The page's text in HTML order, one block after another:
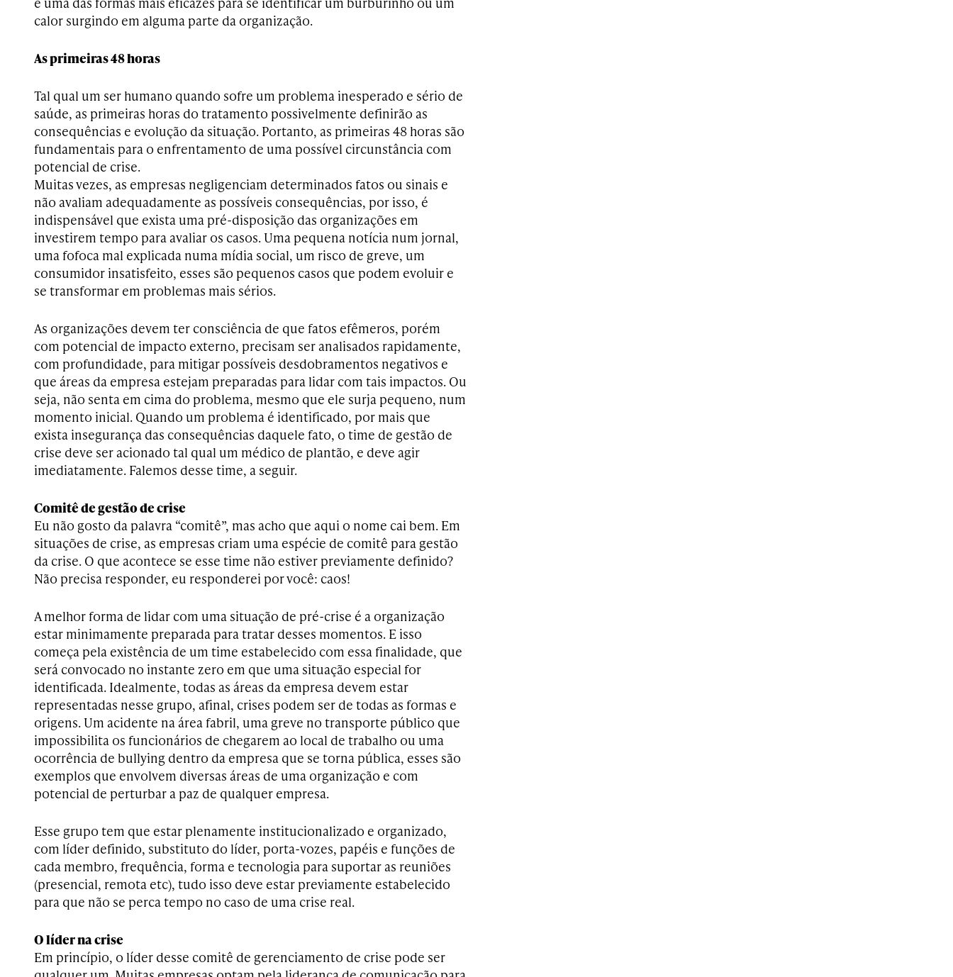
calor surgindo em alguma parte da organização.
As primeiras 48 horas
Tal qual um ser humano quando sofre um problema inesperado e sério de
saúde, as primeiras horas do tratamento possivelmente definirão as
consequências e evolução da situação. Portanto, as primeiras 48 horas são
fundamentais para o enfrentamento de uma possível circunstância com
potencial de crise.
Muitas vezes, as empresas negligenciam determinados fatos ou sinais e
não avaliam adequadamente as possíveis consequências, por isso, é
indispensável que exista uma pré-disposição das organizações em
investirem tempo para avaliar os casos. Uma pequena notícia num jornal,
uma fofoca mal explicada numa mídia social, um risco de greve, um
consumidor insatisfeito, esses são pequenos casos que podem evoluir e
se transformar em problemas mais sérios.
As organizações devem ter consciência de que fatos efêmeros, porém
com potencial de impacto externo, precisam ser analisados rapidamente,
com profundidade, para mitigar possíveis desdobramentos negativos e
que áreas da empresa estejam preparadas para lidar com tais impactos. Ou
seja, não senta em cima do problema, mesmo que ele surja pequeno, num
momento inicial. Quando um problema é identificado, por mais que
exista insegurança das consequências daquele fato, o time de gestão de
crise deve ser acionado tal qual um médico de plantão, e deve agir
imediatamente. Falemos desse time, a seguir.
Comitê de gestão de crise
Eu não gosto da palavra “comitê”, mas acho que aqui o nome cai bem. Em
situações de crise, as empresas criam uma espécie de comitê para gestão
da crise. O que acontece se esse time não estiver previamente definido?
Não precisa responder, eu responderei por você: caos!
A melhor forma de lidar com uma situação de pré-crise é a organização
estar minimamente preparada para tratar desses momentos. E isso
começa pela existência de um time estabelecido com essa finalidade, que
será convocado no instante zero em que uma situação especial for
identificada. Idealmente, todas as áreas da empresa devem estar
representadas nesse grupo, afinal, crises podem ser de todas as formas e
origens. Um acidente na área fabril, uma greve no transporte público que
impossibilita os funcionários de chegarem ao local de trabalho ou uma
ocorrência de bullying dentro da empresa que se torna pública, esses são
exemplos que envolvem diversas áreas de uma organização e com
potencial de perturbar a paz de qualquer empresa.
Esse grupo tem que estar plenamente institucionalizado e organizado,
com líder definido, substituto do líder, porta-vozes, papéis e funções de
cada membro, frequência, forma e tecnologia para suportar as reuniões
(presencial, remota etc), tudo isso deve estar previamente estabelecido
para que não se perca tempo no caso de uma crise real.
O líder na crise
Em princípio, o líder desse comitê de gerenciamento de crise pode ser